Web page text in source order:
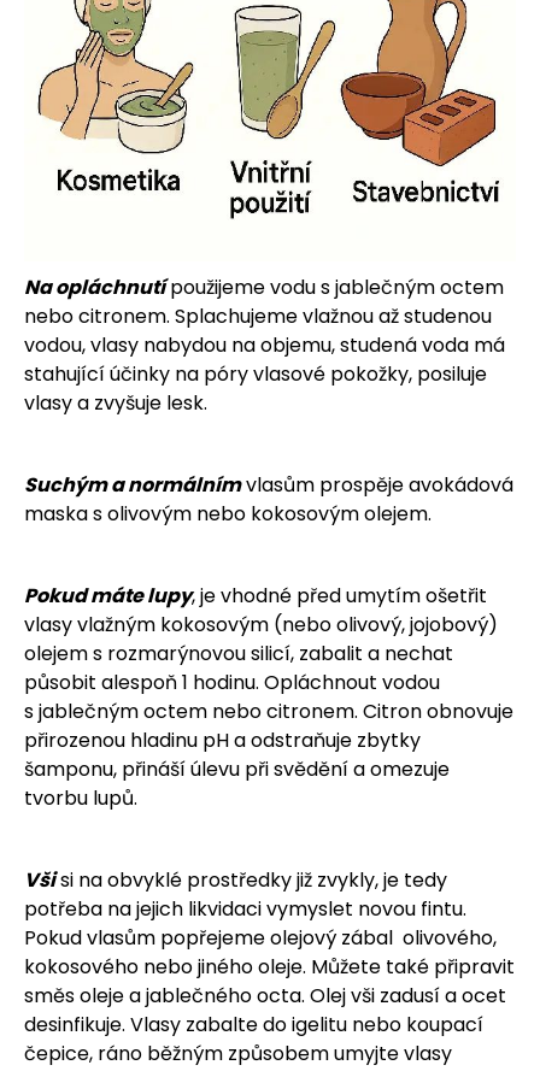
Na opláchnutípoužijeme vodu s jablečným octem
nebo citronem. Splachujeme vlažnou až studenou
vodou, vlasy nabydou na objemu, studená voda má
stahující účinky na póry vlasové pokožky, posiluje
vlasy a zvyšuje lesk.
Suchým a normálnímvlasům prospěje avokádová
maska s olivovým nebo kokosovým olejem.
Pokud máte lupy, je vhodné před umytím ošetřit
vlasy vlažným kokosovým (nebo olivový, jojobový)
olejem s rozmarýnovou silicí, zabalit a nechat
působit alespoň 1 hodinu. Opláchnout vodou
s jablečným octem nebo citronem. Citron obnovuje
přirozenou hladinu pH a odstraňuje zbytky
šamponu, přináší úlevu při svědění a omezuje
tvorbu lupů.
Všisi na obvyklé prostředky již zvykly, je tedy
potřeba na jejich likvidaci vymyslet novou fintu.
Pokud vlasům popřejeme olejový zábal olivového,
kokosového nebo jiného oleje. Můžete také připravit
směs oleje a jablečného octa. Olej vši zadusí a ocet
desinfikuje. Vlasy zabalte do igelitu nebo koupací
čepice, ráno běžným způsobem umyjte vlasy